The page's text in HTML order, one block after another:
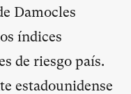
Damocles
índices
de riesgo país.
estadounidense